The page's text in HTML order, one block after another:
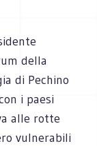
della
di Pechino
i paesi
alle rotte
vulnerabili